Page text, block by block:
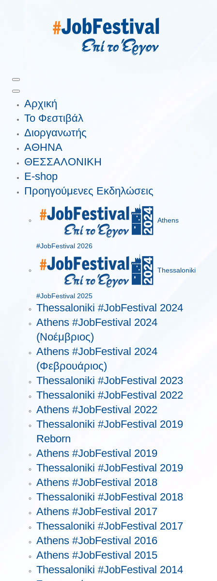
Αρχική
Το Φεστιβάλ
Διοργανωτής
ΑΘΗΝΑ
ΘΕΣΣΑΛΟΝΙΚΗ
E-shop
Προηγούμενες Εκδηλώσεις
Athens
#JobFestival 2026
Thessaloniki
#JobFestival 2025
Thessaloniki #JobFestival 2024
Athens #JobFestival 2024
(Νοέμβριος)
Athens #JobFestival 2024
(Φεβρουάριος)
Thessaloniki #JobFestival 2023
Thessaloniki #JobFestival 2022
Athens #JobFestival 2022
Thessaloniki #JobFestival 2019
Reborn
Athens #JobFestival 2019
Thessaloniki #JobFestival 2019
Athens #JobFestival 2018
Thessaloniki #JobFestival 2018
Athens #JobFestival 2017
Τhessaloniki #JobFestival 2017
Athens #JobFestival 2016
Athens #JobFestival 2015
Thessaloniki #JobFestival 2014